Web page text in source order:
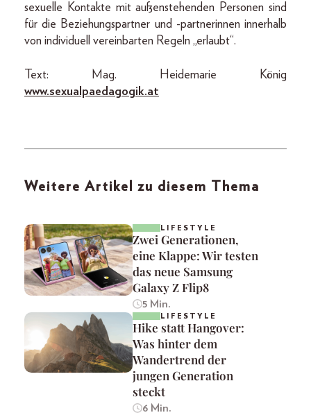
sexuelle Kontakte mit außenstehenden Personen sind
für die Beziehungspartner und -partnerinnen innerhalb
von individuell vereinbarten Regeln „erlaubt“.
Text: Mag. Heidemarie König
www.sexualpaedagogik.at
Weitere Artikel zu diesem Thema
LIFESTYLE
Zwei Generationen,
eine Klappe: Wir testen
das neue Samsung
Galaxy Z Flip8
5 Min.
LIFESTYLE
Hike statt Hangover:
Was hinter dem
Wandertrend der
jungen Generation
steckt
6 Min.